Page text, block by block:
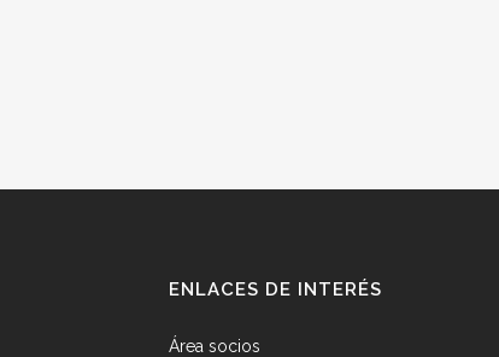
ENLACES DE INTERÉS
Área socios